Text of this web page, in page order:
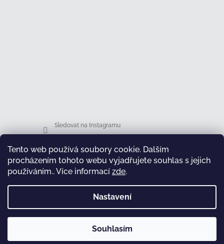
Tento web používá soubory cookie. Dalším
procházením tohoto webu vyjadřujete souhlas s jejich
používáním.. Více informací zde.
Nastavení
Souhlasím
Sledovat na Instagramu
Facebook
test
Copyright 2026Honsová shop
vyhrazena.